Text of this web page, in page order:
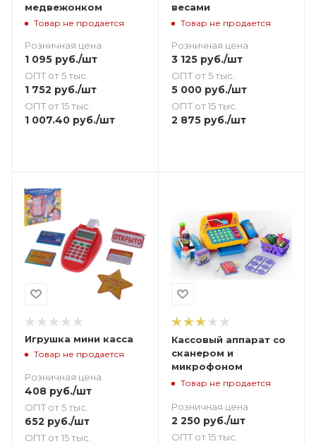
медвежонком
Товар не продается
Розничная цена
1 095 руб./шт
ОПТ от 5 тыс.
1 752 руб./шт
ОПТ от 15 тыс.
1 007.40 руб./шт
весами
Товар не продается
Розничная цена
3 125руб./шт
ОПТ от 5 тыс.
5 000руб./шт
ОПТ от 15 тыс.
2 875руб./шт
Игрушка мини касса
Товар не продается
Розничная цена
408 руб./шт
ОПТ от 5 тыс.
652 руб./шт
ОПТ от 15 тыс.
Кассовый аппарат со
сканером и
микрофоном
Товар не продается
Розничная цена
2 250руб./шт
ОПТ от 15 тыс.